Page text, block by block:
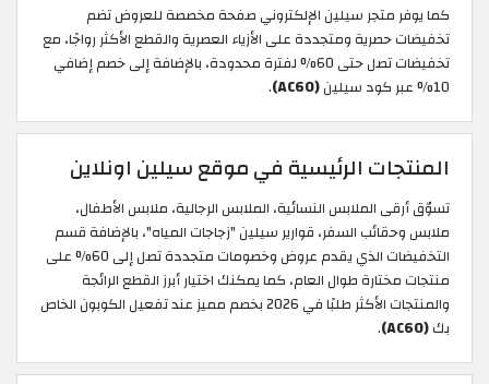
كما يوفر متجر سيلين الإلكتروني صفحة مخصصة للعروض تضم
تخفيضات حصرية ومتجددة على الأزياء العصرية والقطع الأكثر رواجًا، مع
تخفيضات تصل حتى 60% لفترة محدودة، بالإضافة إلى خصم إضافي
10% عبر كود سيلين
(AC60)
.
المنتجات الرئيسية في موقع سيلين اونلاين
تسوّق أرقى الملابس النسائية، الملابس الرجالية، ملابس الأطفال،
ملابس وحقائب السفر، قوارير سيلين "زجاجات المياه"، بالإضافة قسم
التخفيضات الذي يقدم عروض وخصومات متجددة تصل إلى 60% على
منتجات مختارة طوال العام، كما يمكنك اختيار أبرز القطع الرائجة
والمنتجات الأكثر طلبًا في 2026 بخصم مميز عند تفعيل الكوبون الخاص
بك(AC60)
.